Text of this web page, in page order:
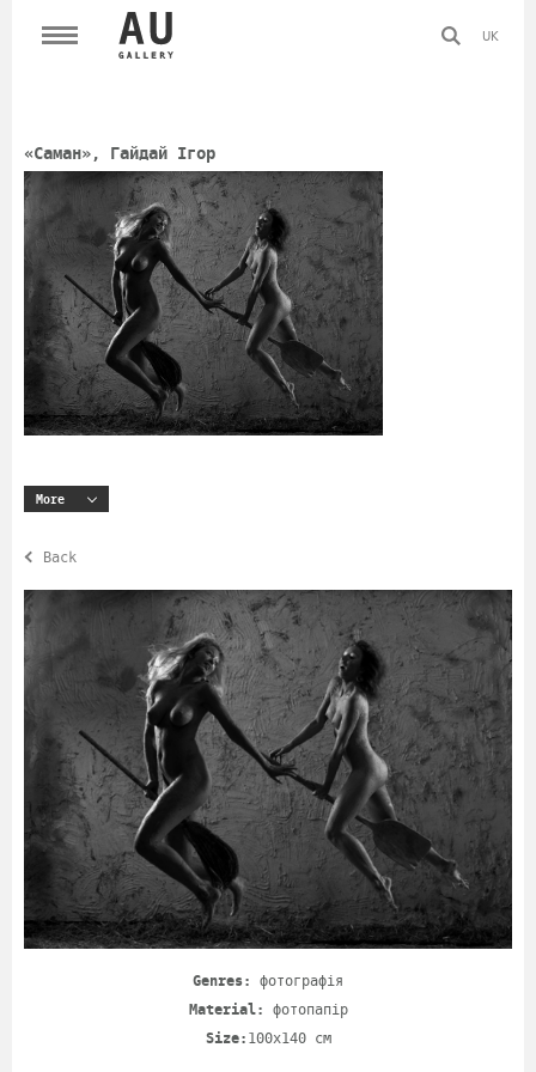
UK
«Саман», Гайдай Ігор
More
Back
Genres: фотографія
Material: фотопапір
Size:100x140 cm